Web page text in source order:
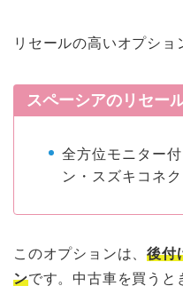
リセールの高いオプショ
スペーシアのリセー
全方位モニター
ン・スズキコネ
このオプションは、後付
ンです。中古車を買うと